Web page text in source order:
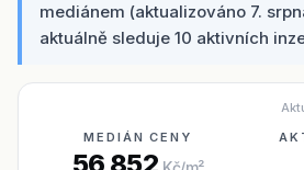
mediánem (aktualizováno 7.
aktuálně sleduje 10 aktivních
MEDIÁN CENY